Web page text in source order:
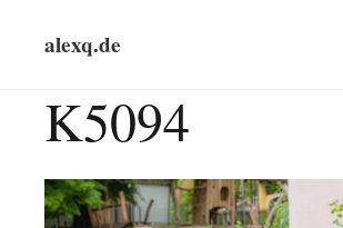
alexq.de
K5094